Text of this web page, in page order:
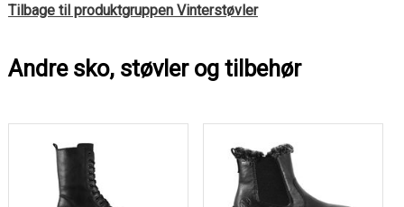
Tilbage til produktgruppen Vinterstøvler
Andre sko, støvler og tilbehør